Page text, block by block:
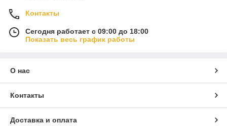
Контакты
Сегодня работает с 09:00 до 18:00
Показать весь график работы
О нас
Контакты
Доставка и оплата